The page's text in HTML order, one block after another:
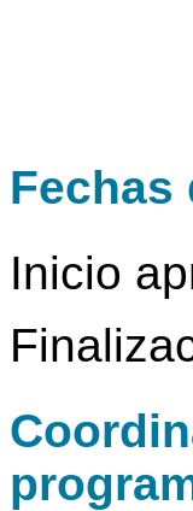
Fechas
Inicio